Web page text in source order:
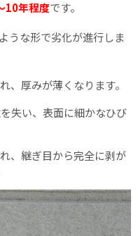
10年程度です。
うな形で劣化が進行しま
、厚みが薄くなります。
失い、表面に細かなひび
、継ぎ目から完全に剥が